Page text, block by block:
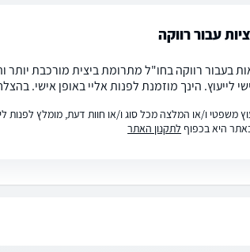
עבור רווקה
בעבור רווקה בחו"ל מתרומת ביצית מורכבת
לייעוץ. הינך מוזמנת לפנות אליי באופן אישי.
משפטי ו/או המלצה מכל סוג ו/או חוות דעת, מומלץ
היא בכפוף לתקנון האתר